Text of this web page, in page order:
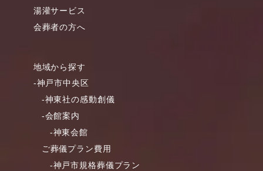
湯灌サービス
会葬者の方へ
地域から探す
-神戸市中央区
-神東社の感動創儀
-会館案内
-神東会館
ご葬儀プラン費用
-神戸市規格葬儀プラン